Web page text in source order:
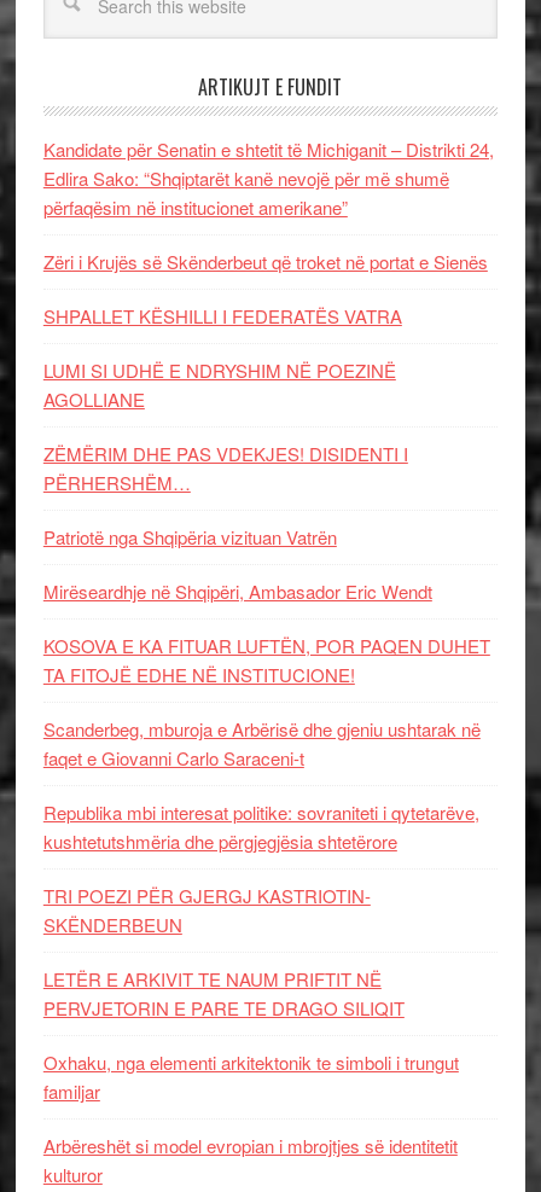
ARTIKUJT E FUNDIT
Kandidate për Senatin e shtetit të Michiganit – Distrikti 24,
Edlira Sako: “Shqiptarët kanë nevojë për më shumë
përfaqësim në institucionet amerikane”
Zëri i Krujës së Skënderbeut që troket në portat e Sienës
SHPALLET KËSHILLI I FEDERATËS VATRA
LUMI SI UDHË E NDRYSHIM NË POEZINË
AGOLLIANE
ZËMËRIM DHE PAS VDEKJES! DISIDENTI I
PËRHERSHËM…
Patriotë nga Shqipëria vizituan Vatrën
Mirëseardhje në Shqipëri, Ambasador Eric Wendt
KOSOVA E KA FITUAR LUFTËN, POR PAQEN DUHET
TA FITOJË EDHE NË INSTITUCIONE!
Scanderbeg, mburoja e Arbërisë dhe gjeniu ushtarak në
faqet e Giovanni Carlo Saraceni-t
Republika mbi interesat politike: sovraniteti i qytetarëve,
kushtetutshmëria dhe përgjegjësia shtetërore
TRI POEZI PËR GJERGJ KASTRIOTIN-
SKËNDERBEUN
LETËR E ARKIVIT TE NAUM PRIFTIT NË
PERVJETORIN E PARE TE DRAGO SILIQIT
Oxhaku, nga elementi arkitektonik te simboli i trungut
familjar
Arbëreshët si model evropian i mbrojtjes së identitetit
kulturor